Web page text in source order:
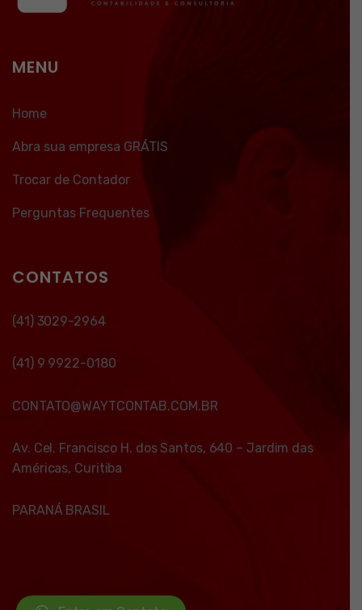
MENU
Home
Abra sua empresa GRÁTIS
Trocar de Contador
Perguntas Frequentes
CONTATOS
(41) 3029-2964
(41) 9 9922-0180
CONTATO@WAYTCONTAB.COM.BR
Av. Cel. Francisco H. dos Santos, 640 – Jardim das
Américas, Curitiba
PARANÁ BRASIL